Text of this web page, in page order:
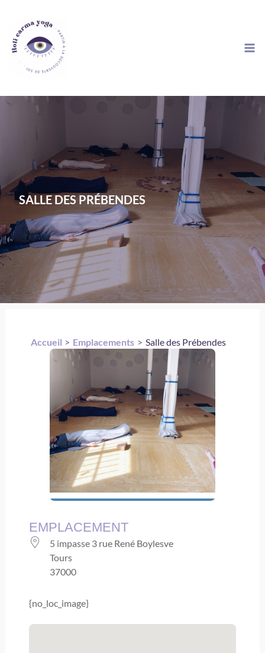
contenu
SALLE DES PRÉBENDES
Accueil Emplacements Salle des Prébendes
EMPLACEMENT
5 impasse 3 rue René Boylesve
Tours
37000
{no_loc_image}